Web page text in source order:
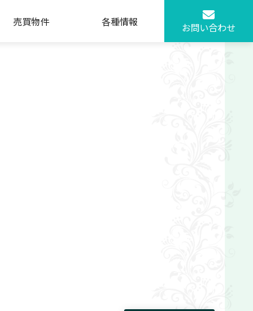
売買物件 各種情報 お問い合わせ